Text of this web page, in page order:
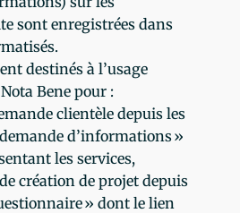
sont enregistrées dans
destinés à l’usage
Bene pour :
clientèle depuis les
d’informations »
les services,
création de projet depuis
» dont le lien